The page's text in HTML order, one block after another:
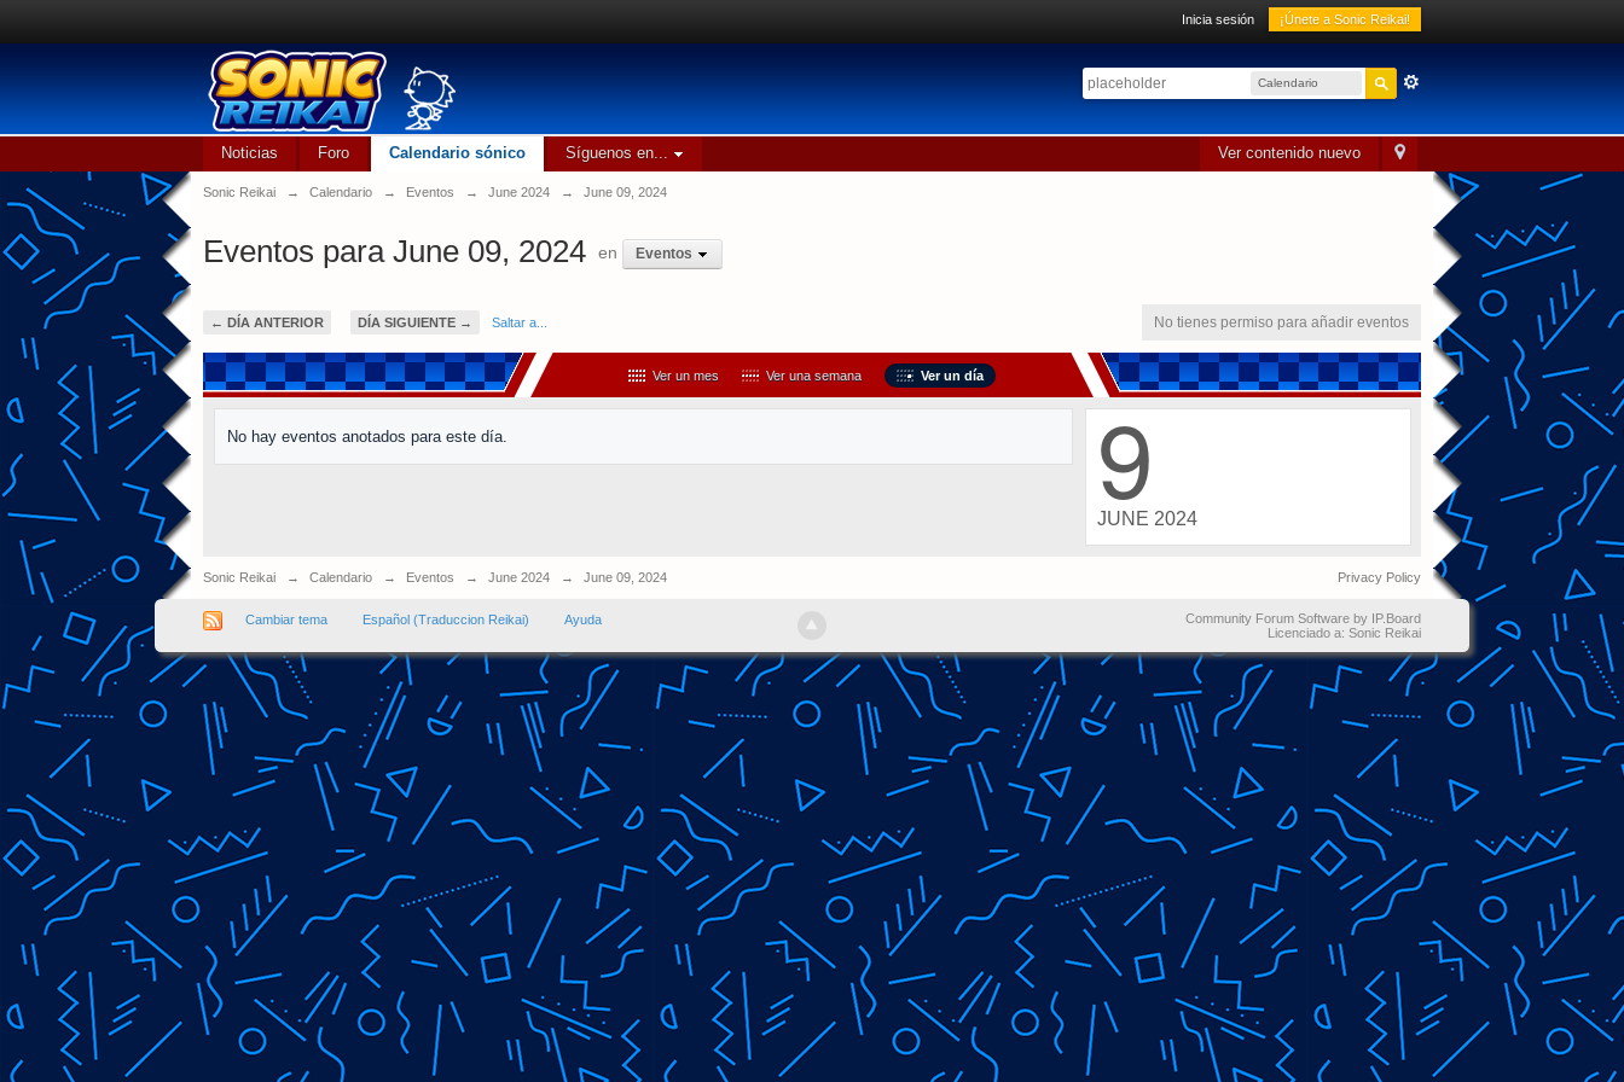
Inicia sesión ¡Únete a Sonic Reikai!
Calendario
sónico
Ver contenido nuevo
Noticias Foro Calendario sónico Síguenos en...
Sonic Reikai → Calendario → Eventos → June 2024 → June 09, 2024
Eventos para June 09, 2024 en Eventos
← DÍA ANTERIOR DÍA SIGUIENTE → Saltar a... No tienes permiso para añadir eventos
Ver un mes Ver una semana Ver un día
No hay eventos anotados para este día. 9
JUNE 2024
Sonic Reikai → Calendario → Eventos → June 2024 → June 09, 2024 Privacy Policy
Cambiar tema Español (Traduccion Reikai) Ayuda
Community Forum Software by IP.Board
Licenciado a: Sonic Reikai